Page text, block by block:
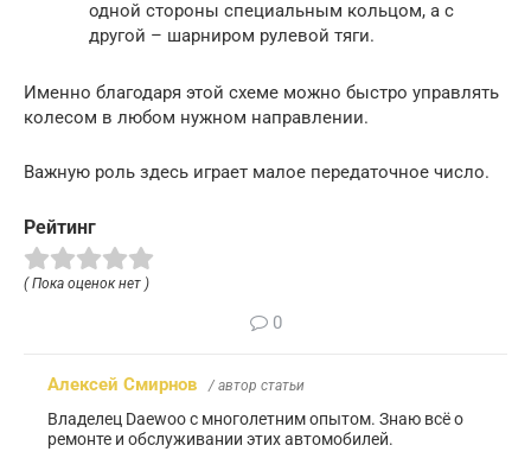
одной стороны специальным кольцом, а с
другой – шарниром рулевой тяги.
Именно благодаря этой схеме можно быстро управлять
колесом в любом нужном направлении.
Важную роль здесь играет малое передаточное число.
Рейтинг
( Пока оценок нет )
0
Алексей Смирнов / автор статьи
Владелец Daewoo с многолетним опытом. Знаю всё о
ремонте и обслуживании этих автомобилей.